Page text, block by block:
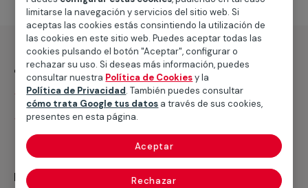
¿Qué incluye?
Desplazamiento
Presupuesto gratis y sin compromiso
Recuerda que en MULTIMAP
limitarse la navegación y servicios del sitio web. Si
aceptas las cookies estás consintiendo la utilización de
las cookies en este sitio web. Puedes aceptar todas las
cookies pulsando el botón "Aceptar", configurar o
rechazar su uso. Si deseas más información, puedes
consultar nuestra Política de Cookiesy la
Política de Privacidad. También puedes consultar
cómo trata Google tus datos a través de sus cookies,
presentes en esta página.
Rechazar
Aceptar